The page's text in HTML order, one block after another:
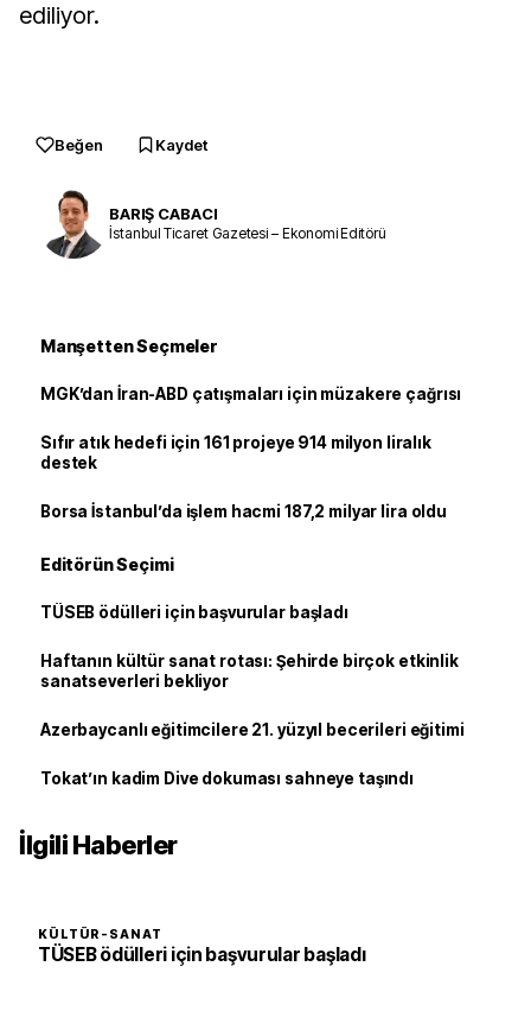
ediliyor.
Beğen Kaydet
BARIŞ CABACI
İstanbul Ticaret Gazetesi – Ekonomi Editörü
Manşetten Seçmeler
MGK’dan İran-ABD çatışmaları için müzakere çağrısı
Sıfır atık hedefi için 161 projeye 914 milyon liralık
destek
Borsa İstanbul’da işlem hacmi 187,2 milyar lira oldu
Editörün Seçimi
TÜSEB ödülleri için başvurular başladı
Haftanın kültür sanat rotası: Şehirde birçok etkinlik
sanatseverleri bekliyor
Azerbaycanlı eğitimcilere 21. yüzyıl becerileri eğitimi
Tokat’ın kadim Dive dokuması sahneye taşındı
İlgili Haberler
KÜLTÜR-SANAT
TÜSEB ödülleri için başvurular başladı